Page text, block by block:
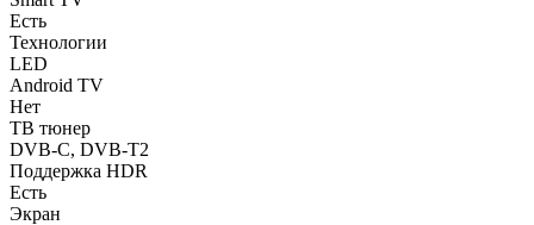
Есть
Технологии
LED
Android TV
Нет
ТВ тюнер
DVB-C, DVB-T2
Поддержка HDR
Есть
Экран